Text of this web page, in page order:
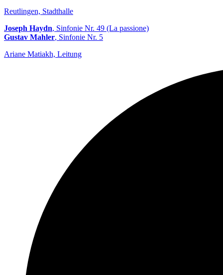
Reutlingen, Stadthalle
Joseph Haydn, Sinfonie Nr. 49 (La passione)
Gustav Mahler, Sinfonie Nr. 5
Ariane Matiakh, Leitung